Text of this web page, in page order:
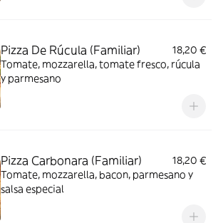
Pizza De Rúcula (Familiar)
18,20 €
Tomate, mozzarella, tomate fresco, rúcula
y parmesano
Pizza Carbonara (Familiar)
18,20 €
Tomate, mozzarella, bacon, parmesano y
salsa especial